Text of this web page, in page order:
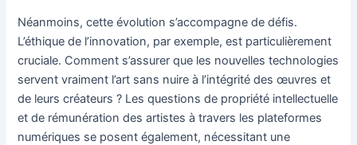
Néanmoins, cette évolution s’accompagne de défis.
L’éthique de l’innovation, par exemple, est particulièrement
cruciale. Comment s’assurer que les nouvelles technologies
servent vraiment l’art sans nuire à l’intégrité des œuvres et
de leurs créateurs ? Les questions de propriété intellectuelle
et de rémunération des artistes à travers les plateformes
numériques se posent également, nécessitant une